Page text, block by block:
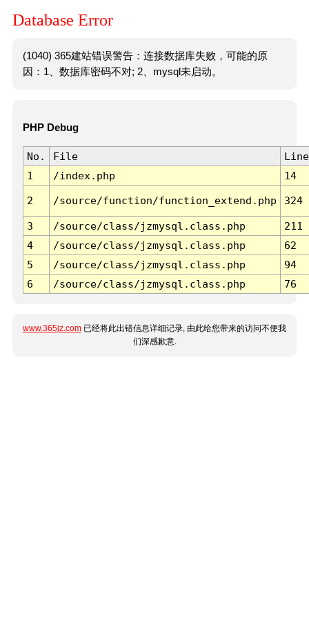
Database Error
(1040) 365建站错误警告：连接数据库失败，可能的原
因：1、数据库密码不对; 2、mysql未启动。
PHP Debug
No. File
Line
1
/index.php 14
2 /source/function/function_extend.php 324
3 /source/class/jzmysql.class.php
211
4
/source/class/jzmysql.class.php
62
5
/source/class/jzmysql.class.php
94
6
/source/class/jzmysql.class.php 76
www.365jz.com 已经将此出错信息详细记录, 由此给您带来的访问不便我
们深感歉意.